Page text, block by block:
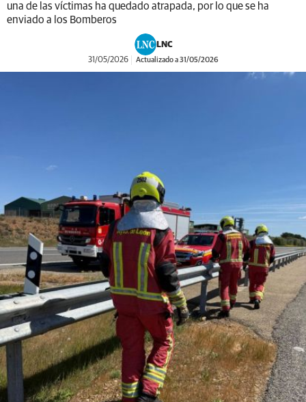
una de las víctimas ha quedado atrapada, por lo que se ha
enviado a los Bomberos
LNC
31/05/2026 Actualizado a 31/05/2026